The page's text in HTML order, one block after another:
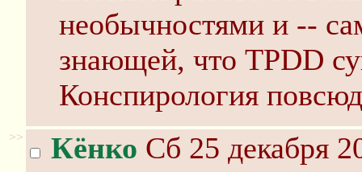
необычностями и --
знающей, что TPDD
Конспирология
>> Кёнко Сб 25 декабря